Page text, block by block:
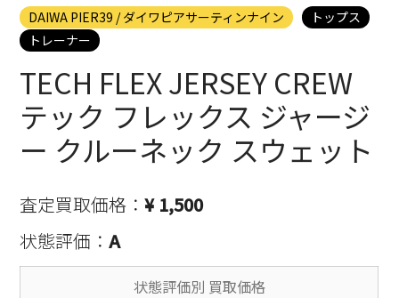
DAIWA PIER39 / ダイワピアサーティンナイン
トップス
トレーナー
TECH FLEX JERSEY CREW
テック フレックス ジャージ
ー クルーネック スウェット
査定買取価格：¥ 1,500
状態評価：A
状態評価別 買取価格